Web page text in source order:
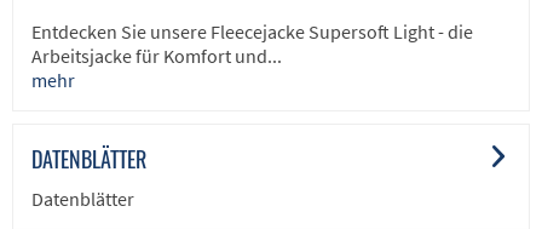
Entdecken Sie unsere Fleecejacke Supersoft Light - die
Arbeitsjacke für Komfort und...
mehr
DATENBLÄTTER
Datenblätter